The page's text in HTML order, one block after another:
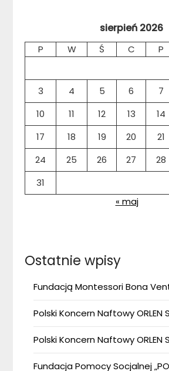
sierpień 2026
P W Ś C P
3
4 5 6 7
10
11 12 13 14
17
18 19 20 21
24
25 26 27 28
31
« maj
Ostatnie wpisy
Fundacją Montessori Bona
Polski Koncern Naftowy ORLEN
Polski Koncern Naftowy ORLEN
Fundacja Pomocy Socjalnej